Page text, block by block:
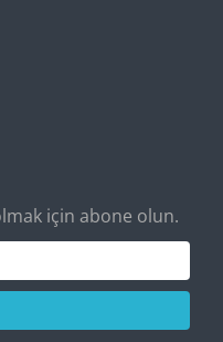
için abone olun.